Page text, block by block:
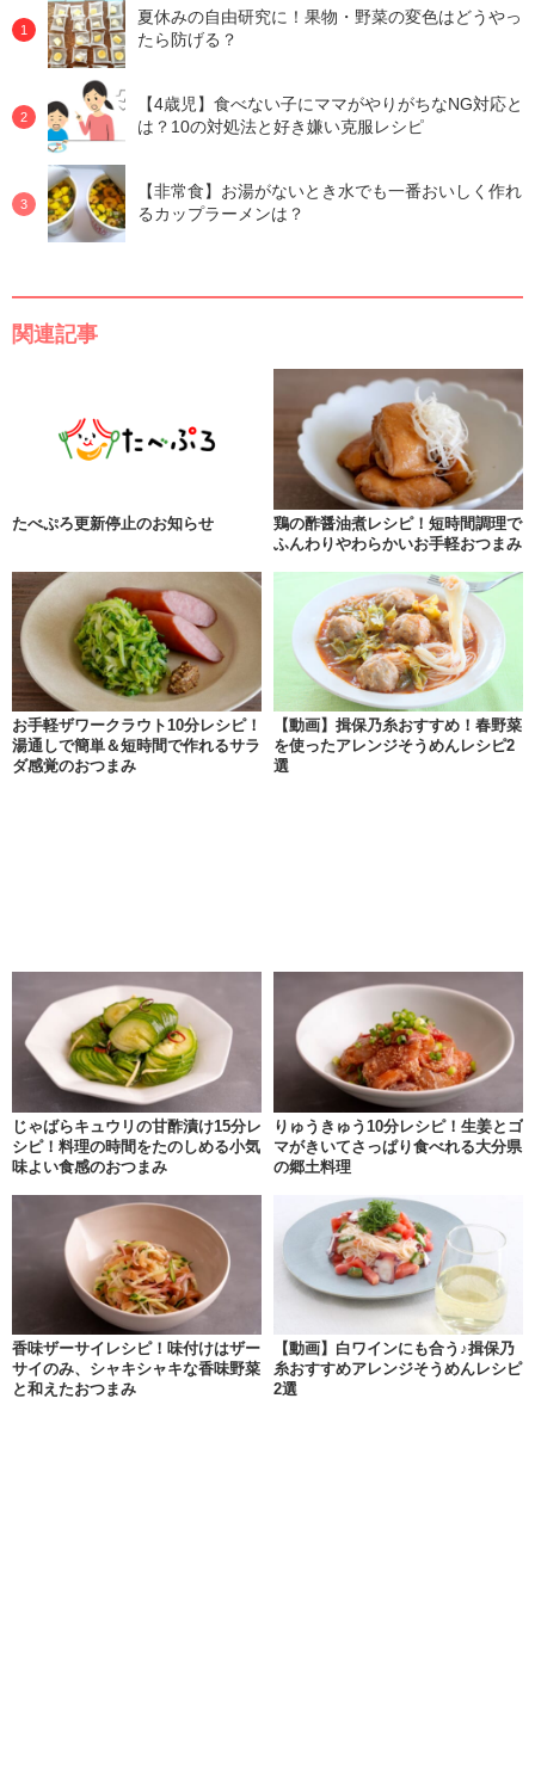
夏休みの自由研究に！果物・野菜の変色はどうやっ
たら防げる？
【4歳児】食べない子にママがやりがちなNG対応と
は？10の対処法と好き嫌い克服レシピ
【非常食】お湯がないとき水でも一番おいしく作れ
るカップラーメンは？
関連記事
たべぷろ更新停止のお知らせ
鶏の酢醤油煮レシピ！短時間調理で
ふんわりやわらかいお手軽おつまみ
お手軽ザワークラウト10分レシピ！
湯通しで簡単＆短時間で作れるサラ
ダ感覚のおつまみ
【動画】揖保乃糸おすすめ！春野菜
を使ったアレンジそうめんレシピ2
選
じゃばらキュウリの甘酢漬け15分レ
シピ！料理の時間をたのしめる小気
味よい食感のおつまみ
りゅうきゅう10分レシピ！生姜とゴ
マがきいてさっぱり食べれる大分県
の郷土料理
香味ザーサイレシピ！味付けはザー
サイのみ、シャキシャキな香味野菜
と和えたおつまみ
【動画】白ワインにも合う♪揖保乃
糸おすすめアレンジそうめんレシピ
2選